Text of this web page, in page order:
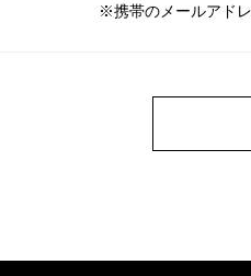
※携帯のメールアド